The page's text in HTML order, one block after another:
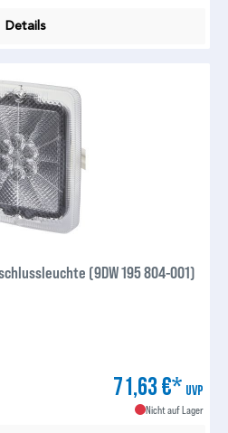
Details
(9DW 195 804-001)
71,63 €* UVP
Nicht auf Lager